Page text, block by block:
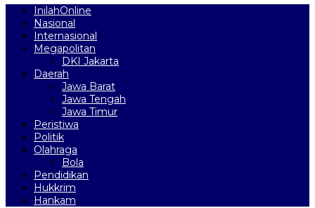
InilahOnline
Nasional
Internasional
Megapolitan
DKI Jakarta
Daerah
Jawa Barat
Jawa Tengah
Jawa Timur
Peristiwa
Politik
Olahraga
Bola
Pendidikan
Hukkrim
Hankam